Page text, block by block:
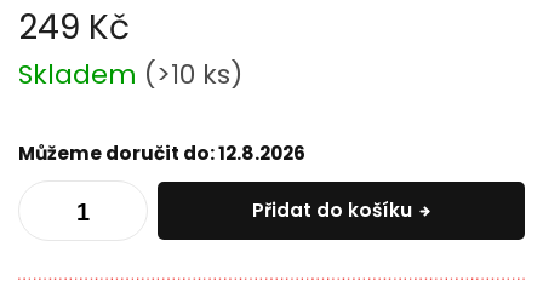
249 Kč
Měrná
cena:
Skladem (>10 ks)
Můžeme doručit do:12.8.2026
Přidat do košíku